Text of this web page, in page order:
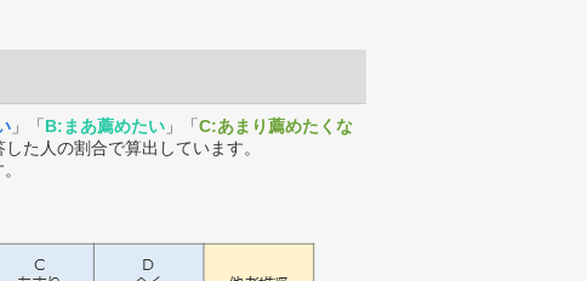
」「B:まあ薦めたい 」「C:あまり薦めたくな
した人の割合で算出しています。